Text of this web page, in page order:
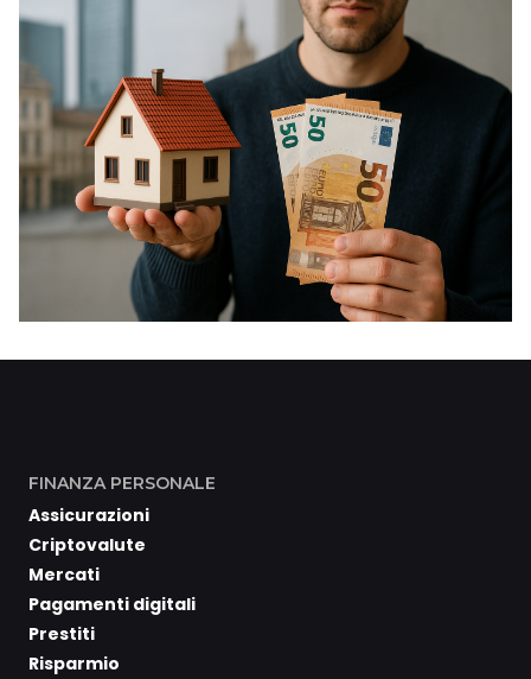
FINANZA PERSONALE
Assicurazioni
Criptovalute
Mercati
Pagamenti digitali
Prestiti
Risparmio